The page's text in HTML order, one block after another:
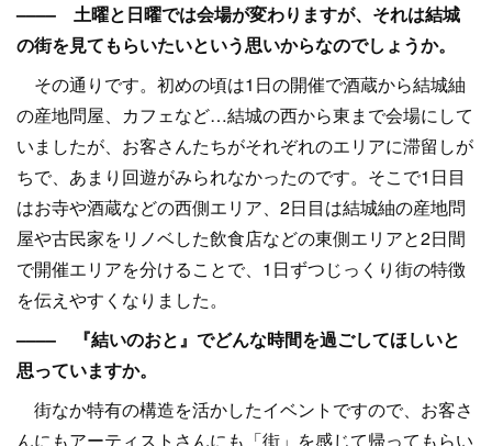
–––– 土曜と日曜では会場が変わりますが、それは結城
の街を見てもらいたいという思いからなのでしょうか。
その通りです。初めの頃は1日の開催で酒蔵から結城紬
の産地問屋、カフェなど…結城の西から東まで会場にして
いましたが、お客さんたちがそれぞれのエリアに滞留しが
ちで、あまり回遊がみられなかったのです。そこで1日目
はお寺や酒蔵などの西側エリア、2日目は結城紬の産地問
屋や古民家をリノベした飲食店などの東側エリアと2日間
で開催エリアを分けることで、1日ずつじっくり街の特徴
を伝えやすくなりました。
–––– 『結いのおと』でどんな時間を過ごしてほしいと
思っていますか。
街なか特有の構造を活かしたイベントですので、お客さ
んにもアーティストさんにも「街」を感じて帰ってもらい